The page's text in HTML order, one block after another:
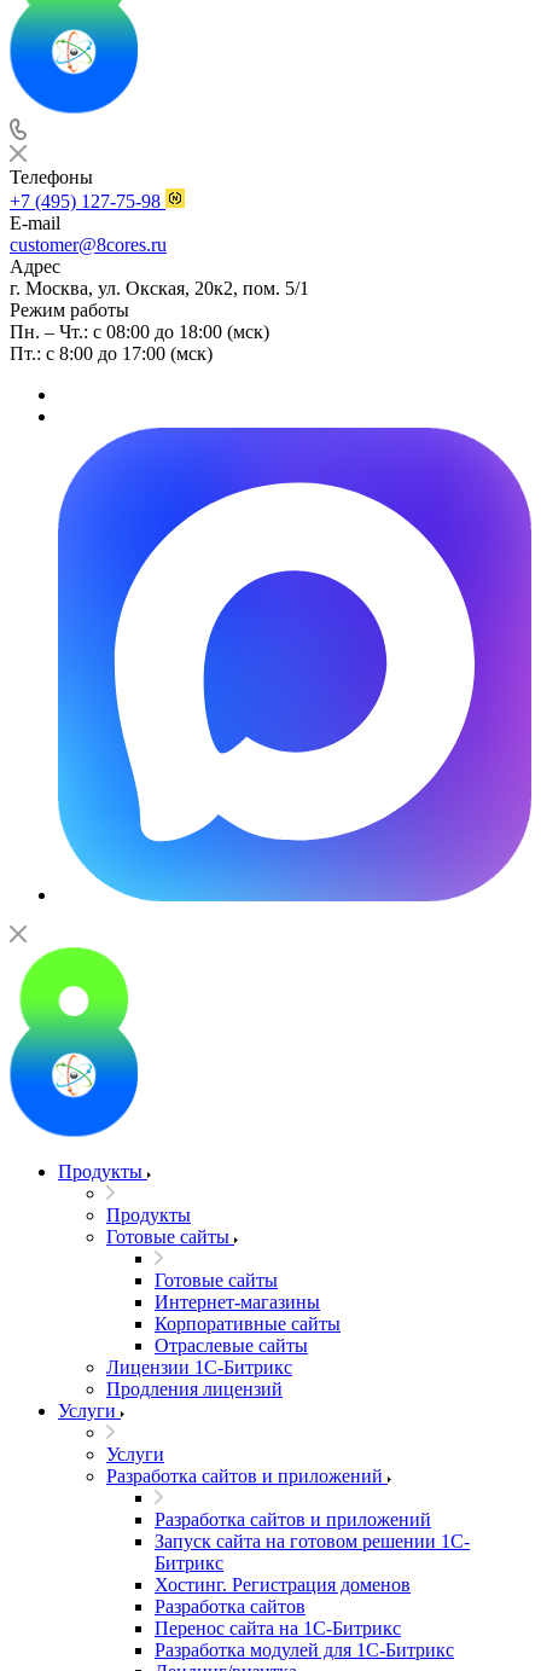
Телефоны
+7 (495) 127-75-98
E-mail
customer@8cores.ru
Адрес
г. Москва, ул. Окская, 20к2, пом. 5/1
Режим работы
Пн. – Чт.: с 08:00 до 18:00 (мск)
Пт.: с 8:00 до 17:00 (мск)
Продукты
Продукты
Готовые сайты
Готовые сайты
Интернет-магазины
Корпоративные сайты
Отраслевые сайты
Лицензии 1С-Битрикс
Продления лицензий
Услуги
Услуги
Разработка сайтов и приложений
Разработка сайтов и приложений
Запуск сайта на готовом решении 1С-
Битрикс
Хостинг. Регистрация доменов
Разработка сайтов
Перенос сайта на 1С-Битрикс
Разработка модулей для 1С-Битрикс